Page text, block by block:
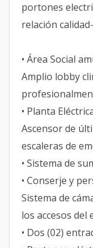
portones
relación
• Área Social
Amplio lobby
• Planta
Ascensor de
escaleras de
• Sistema de
• Conserje y
Sistema de
los accesos del
• Dos (02)